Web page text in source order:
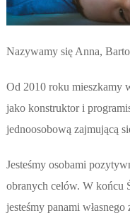
Nazywamy się Anna,
Od 2010 roku mieszkamy
jako konstruktor i
jednoosobową zajmującą
Jesteśmy osobami
obranych celów. W końcu
jesteśmy panami